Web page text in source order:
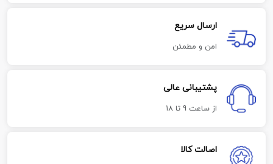
ارسال سریع
امن و مطمئن
پشتیبانی عالی
از ساعت 9 تا 18
اصالت کالا